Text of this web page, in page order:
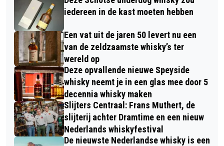
iedereen in de kast moeten hebben
Een vat uit de jaren 50 levert nu een
van de zeldzaamste whisky’s ter
wereld op
Deze opvallende nieuwe Speyside
whisky neemt je in een glas mee door 5
decennia whisky maken
Slijters Centraal: Frans Muthert, de
slijterij achter Dramtime en een nieuw
Nederlands whiskyfestival
De nieuwste Nederlandse whisky is een